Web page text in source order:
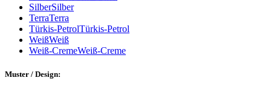
SilberSilber
TerraTerra
Türkis-PetrolTürkis-Petrol
WeißWeiß
Weiß-CremeWeiß-Creme
Muster / Design: